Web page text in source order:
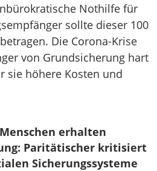
Nothilfe für
sollte dieser 100
Die Corona-Krise
von Grundsicherung hart
sie höhere Kosten und
erhalten
Paritätischer kritisiert
Sicherungssysteme